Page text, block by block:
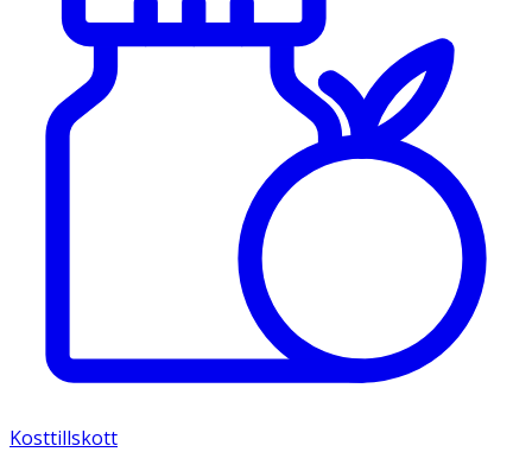
Kosttillskott